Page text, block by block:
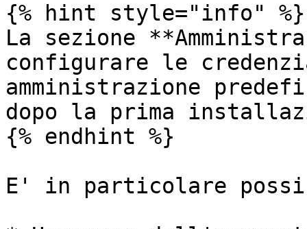
{% hint style="info" %}
La sezione
configurare le
amministrazione
dopo la prima
{% endhint %}
E' in particolare